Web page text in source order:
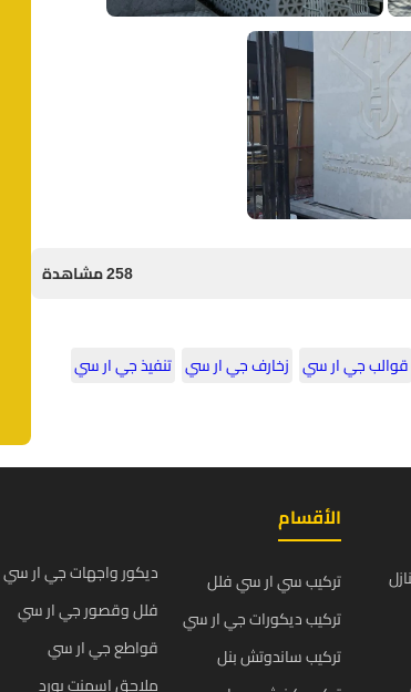
258 مشاهدة
قوالب جي ار سي زخارف جي ار سي تنفيذ جي ار سي
الأقسام
تركيب سي ار سي فلل
تركيب ديكورات جي ار سي
تركيب ساندوتش بنل
ديكور واجهات جي ار سي
فلل وقصور جي ار سي
قواطع جي ار سي
ملاحق اسمنت بورد